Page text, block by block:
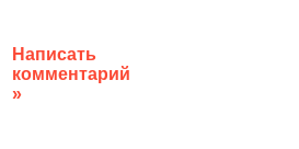
Написать
комментарий
»